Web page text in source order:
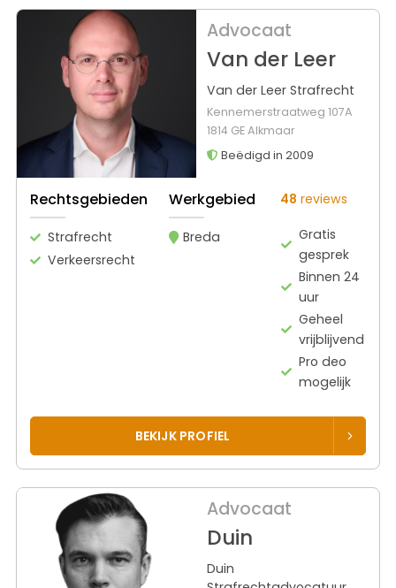
Advocaat
Van der Leer
Van der Leer Strafrecht
Kennemerstraatweg 107A
1814 GE Alkmaar
Beëdigd in 2009
Rechtsgebieden
Strafrecht
Verkeersrecht
Werkgebied
Breda
48 reviews
Gratis
gesprek
Binnen 24
uur
Geheel
vrijblijvend
Pro deo
mogelijk
BEKIJK PROFIEL
Advocaat
Duin
Duin